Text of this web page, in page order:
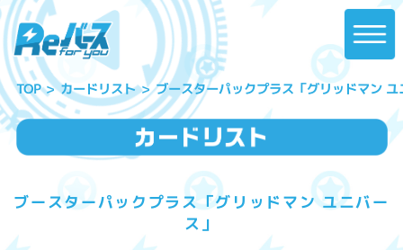
TOP カードリスト ブースターパックプラス「グリッドマン ユ
ブースターパックプラス「グリッドマン ユニバー
ス」